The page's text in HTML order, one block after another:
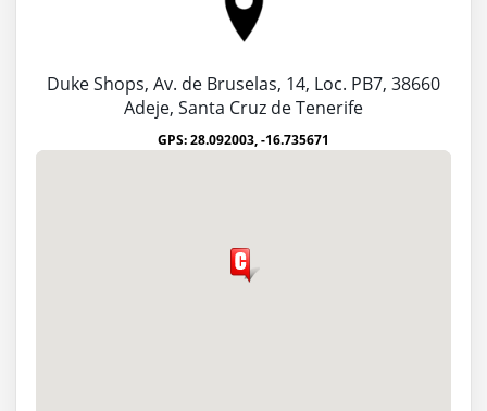
Duke Shops, Av. de Bruselas, 14, Loc. PB7, 38660
Adeje, Santa Cruz de Tenerife
GPS: 28.092003, -16.735671